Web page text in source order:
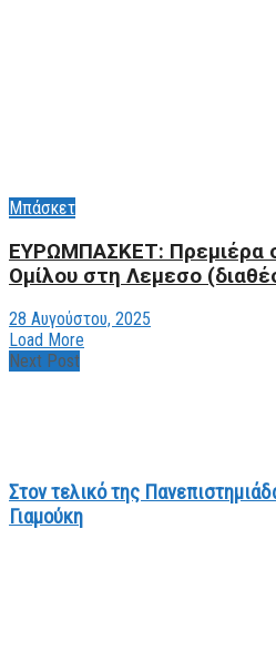
Μπάσκετ
ΕΥΡΩΜΠΑΣΚΕΤ: Πρεμιέρα
Ομίλου στη Λεμεσo
28 Αυγούστου, 2025
Load More
Next Post
Στον τελικό της
Γιαμούκη